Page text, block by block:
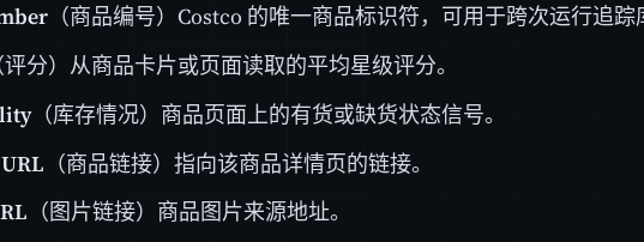
（商品编号）Costco 的唯一商品标识符，可用于跨次运行追踪
评分）从商品卡片或页面读取的平均星级评分。
（库存情况）商品页面上的有货或缺货状态信号。
（商品链接）指向该商品详情页的链接。
（图片链接）商品图片来源地址。